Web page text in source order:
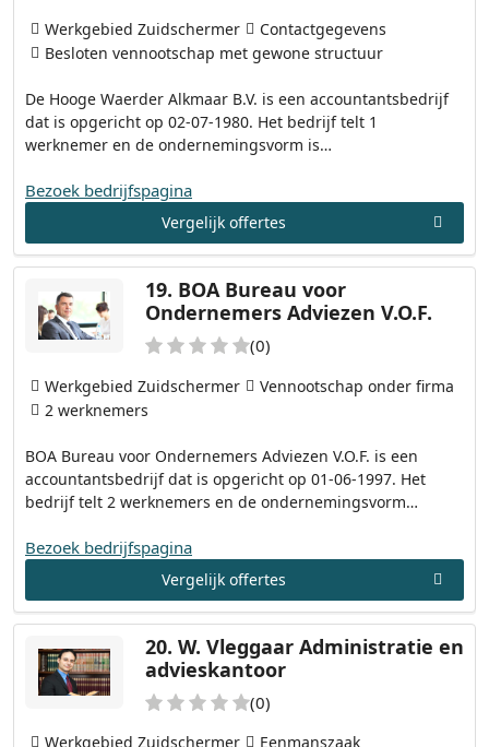
De Hooge Waerder Alkmaar B.V. is een accountantsbedrijf
dat is opgericht op 02-07-1980. Het bedrijf telt 1
werknemer en de ondernemingsvorm is…
Werkgebied Zuidschermer
Contactgegevens
Besloten vennootschap met gewone structuur
Bezoek bedrijfspagina
Vergelijk offertes
19. BOA Bureau voor
Ondernemers Adviezen V.O.F.
(0)
BOA Bureau voor Ondernemers Adviezen V.O.F. is een
accountantsbedrijf dat is opgericht op 01-06-1997. Het
bedrijf telt 2 werknemers en de ondernemingsvorm…
Werkgebied Zuidschermer
Vennootschap onder firma
2 werknemers
Bezoek bedrijfspagina
Vergelijk offertes
20. W. Vleggaar Administratie en
advieskantoor
(0)
Werkgebied Zuidschermer
Eenmanszaak